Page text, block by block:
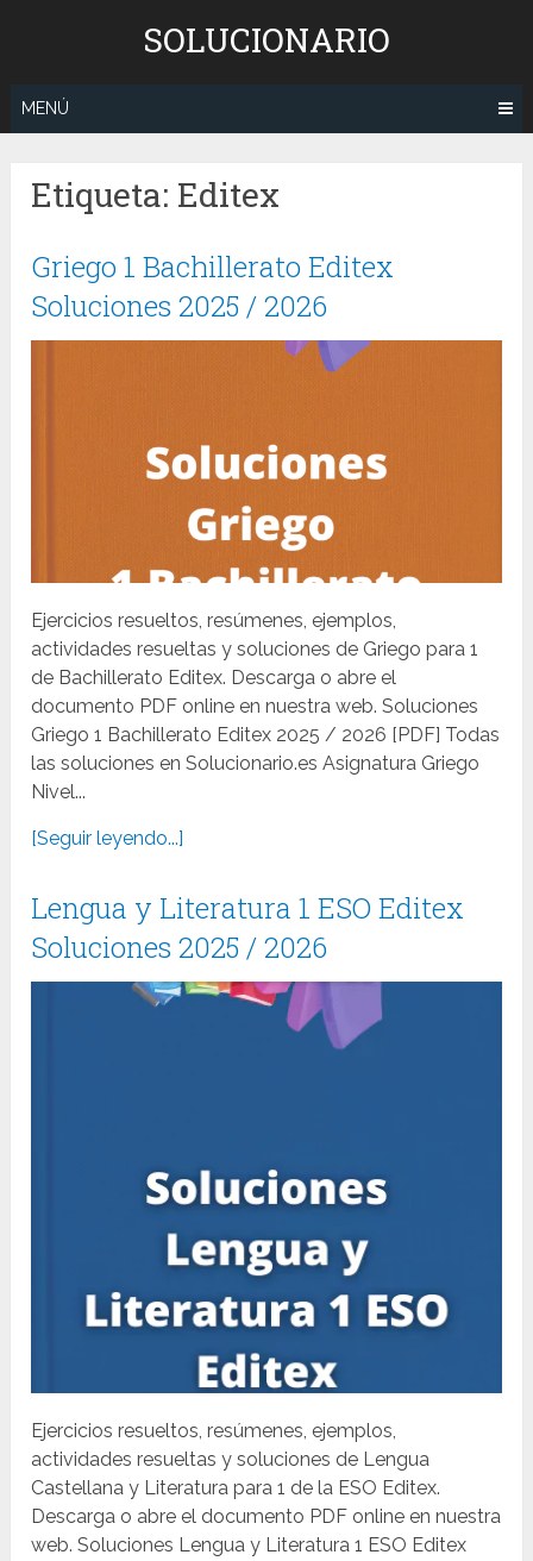
SOLUCIONARIO
MENÚ
Etiqueta: Editex
Griego 1 Bachillerato Editex
Soluciones 2025 / 2026
Ejercicios resueltos, resúmenes, ejemplos,
actividades resueltas y soluciones de Griego para 1
de Bachillerato Editex. Descarga o abre el
documento PDF online en nuestra web. Soluciones
Griego 1 Bachillerato Editex 2025 / 2026 [PDF] Todas
las soluciones en Solucionario.es Asignatura Griego
Nivel...
[Seguir leyendo...]
Lengua y Literatura 1 ESO Editex
Soluciones 2025 / 2026
Ejercicios resueltos, resúmenes, ejemplos,
actividades resueltas y soluciones de Lengua
Castellana y Literatura para 1 de la ESO Editex.
Descarga o abre el documento PDF online en nuestra
web. Soluciones Lengua y Literatura 1 ESO Editex